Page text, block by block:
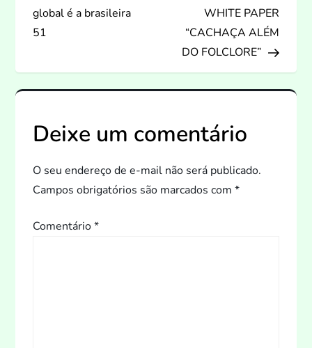
v
g
a
ç
ã
o
global é a brasileira
51
WHITE PAPER
“CACHAÇA ALÉM
DO FOLCLORE”
Deixe um comentário
O seu endereço de e-mail não será publicado.
Campos obrigatórios são marcados com*
Comentário*